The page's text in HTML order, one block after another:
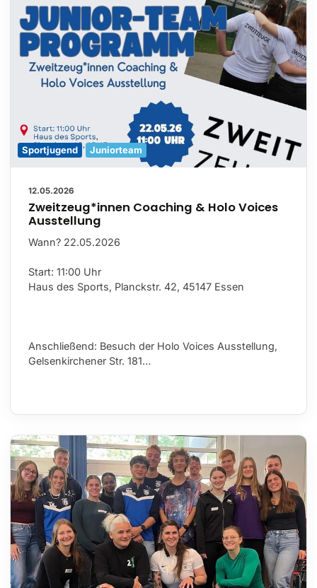
Sportjugend Juniorteam
12.05.2026
Zweitzeug*innen Coaching & Holo Voices
Ausstellung
Wann? 22.05.2026
Start: 11:00 Uhr
Haus des Sports, Planckstr. 42, 45147 Essen
Anschließend: Besuch der Holo Voices Ausstellung,
Gelsenkirchener Str. 181…